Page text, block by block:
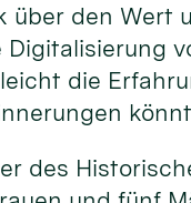
über den Wert
die
des